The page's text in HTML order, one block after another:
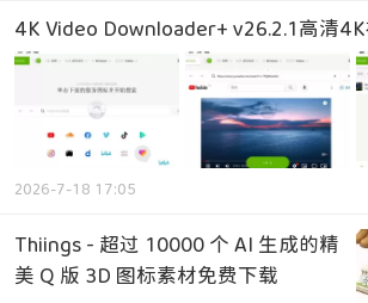
4K Video Downloader+ v26.2.1高清
2026-7-18 17:05
Thiings - 超过 10000 个 AI 生成的精
美 Q 版 3D 图标素材免费下载